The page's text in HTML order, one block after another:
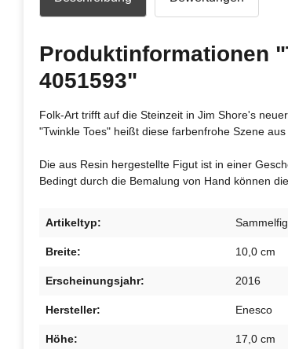
Produktinformationen
4051593"
Folk-Art trifft auf die Steinzeit in Jim Shore's
"Twinkle Toes" heißt diese farbenfrohe Szene
Die aus Resin hergestellte Figut ist in einer
Bedingt durch die Bemalung von Hand können
Artikeltyp:
Breite: 10,0 cm
Erscheinungsjahr: 2016
Hersteller: Enesco
Höhe: 17,0 cm